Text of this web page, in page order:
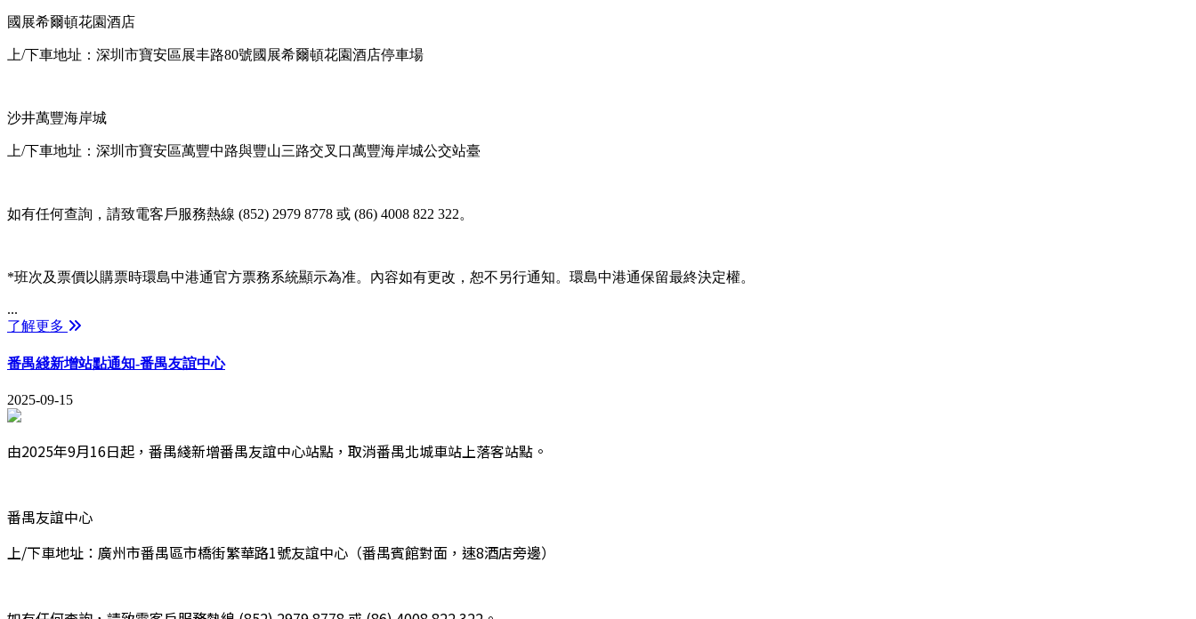
國展希爾頓花園酒店
上/下車地址：深圳市寶安區展丰路80號國展希爾頓花園酒店停車場
沙井萬豐海岸城
上/下車地址：深圳市寶安區萬豐中路與豐山三路交叉口萬豐海岸城公交站臺
如有任何查詢，請致電客戶服務熱線 (852) 2979 8778 或 (86) 4008 822 322。
*班次及票價以購票時環島中港通官方票務系統顯示為准。內容如有更改，恕不另行通知。環島中港通保留最終決定權。
...
了解更多
番禺綫新增站點通知-番禺友誼中心
2025-09-15
由2025年9月16日起，番禺綫新增番禺友誼中心站點，取消番禺北城車站上落客站點。
番禺友誼中心
上/下車地址：廣州市番禺區市橋街繁華路1號友誼中心（番禺賓館對面，速8酒店旁邊）